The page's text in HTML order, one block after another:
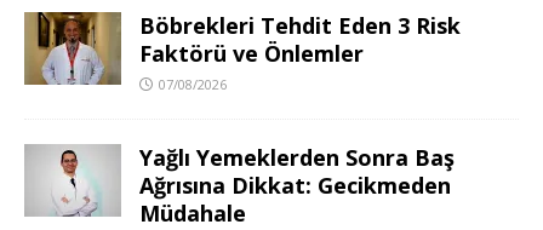
Böbrekleri Tehdit Eden 3 Risk
Faktörü ve Önlemler
07/08/2026
Yağlı Yemeklerden Sonra Baş
Ağrısına Dikkat: Gecikmeden
Müdahale